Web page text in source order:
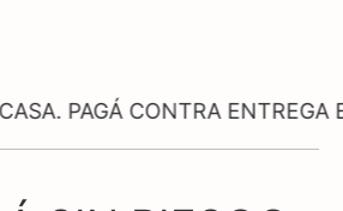
CONTRA ENTREGA EN